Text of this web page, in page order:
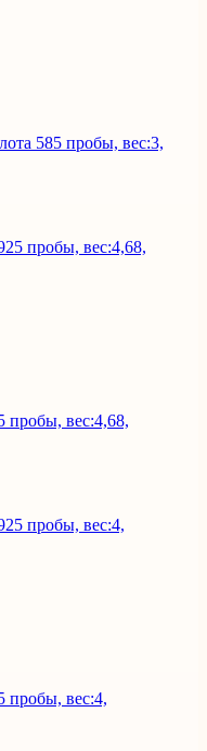
585 пробы, вес:3,
пробы, вес:4,68,
пробы, вес:4,